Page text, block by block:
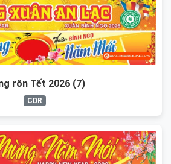
rôn Tết 2026 (7)
CDR